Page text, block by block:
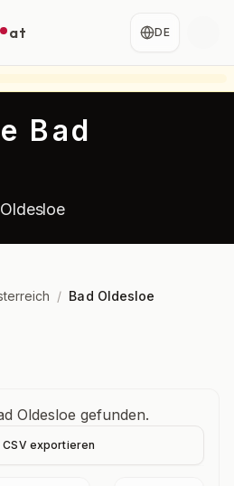
at DE
Bad
/ Bad Oldesloe
Oldesloe gefunden.
CSV exportieren